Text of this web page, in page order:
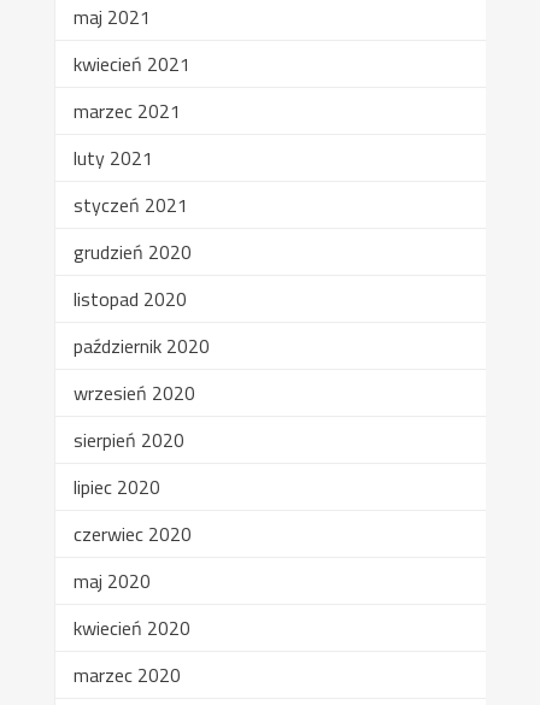
maj 2021
kwiecień 2021
marzec 2021
luty 2021
styczeń 2021
grudzień 2020
listopad 2020
październik 2020
wrzesień 2020
sierpień 2020
lipiec 2020
czerwiec 2020
maj 2020
kwiecień 2020
marzec 2020